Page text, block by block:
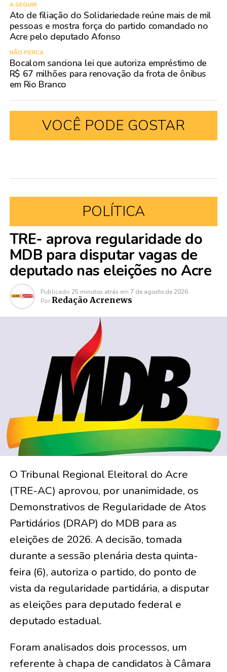
A SEGUIR
Ato de filiação do Solidariedade reúne mais de mil
pessoas e mostra força do partido comandado no
Acre pelo deputado Afonso
NÃO PERCA
Bocalom sanciona lei que autoriza empréstimo de
R$ 67 milhões para renovação da frota de ônibus
em Rio Branco
VOCÊ PODE GOSTAR
POLÍTICA
TRE- aprova regularidade do
MDB para disputar vagas de
deputado nas eleições no Acre
Publicado 25 minutos atrás em 7 de agosto de 2026
Por Redação Acrenews
O Tribunal Regional Eleitoral do Acre
(TRE-AC) aprovou, por unanimidade, os
Demonstrativos de Regularidade de Atos
Partidários (DRAP) do MDB para as
eleições de 2026. A decisão, tomada
durante a sessão plenária desta quinta-
feira (6), autoriza o partido, do ponto de
vista da regularidade partidária, a disputar
as eleições para deputado federal e
deputado estadual.
Foram analisados dois processos, um
referente à chapa de candidatos à Câmara